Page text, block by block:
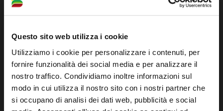
Questo sito web utilizza i cookie
Utilizziamo i cookie per personalizzare i contenuti, per
fornire funzionalità dei social media e per analizzare il
nostro traffico. Condividiamo inoltre informazioni sul
modo in cui utilizza il nostro sito con i nostri partner che
si occupano di analisi dei dati web, pubblicità e social
Sito ufficiale di informazione turistica
Piazza della Libertà, 13
48012 Bagnacavallo (RA)
Tel. +39 0545 280898
turismo@unione.labassaromagna.it